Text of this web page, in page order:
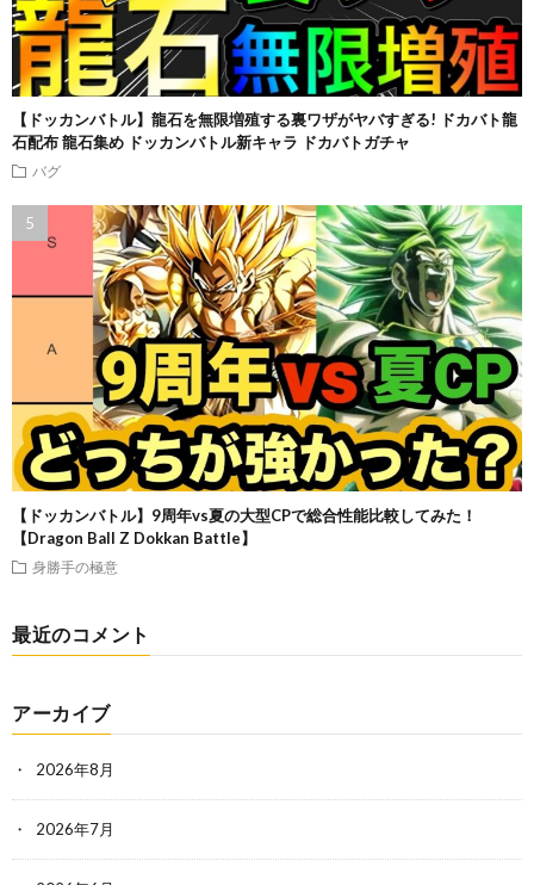
【ドッカンバトル】龍石を無限増殖する裏ワザがヤバすぎる! ドカバト龍
石配布 龍石集め ドッカンバトル新キャラ ドカバトガチャ
バグ
【ドッカンバトル】9周年vs夏の大型CPで総合性能比較してみた！
【Dragon Ball Z Dokkan Battle】
身勝手の極意
最近のコメント
アーカイブ
2026年8月
2026年7月